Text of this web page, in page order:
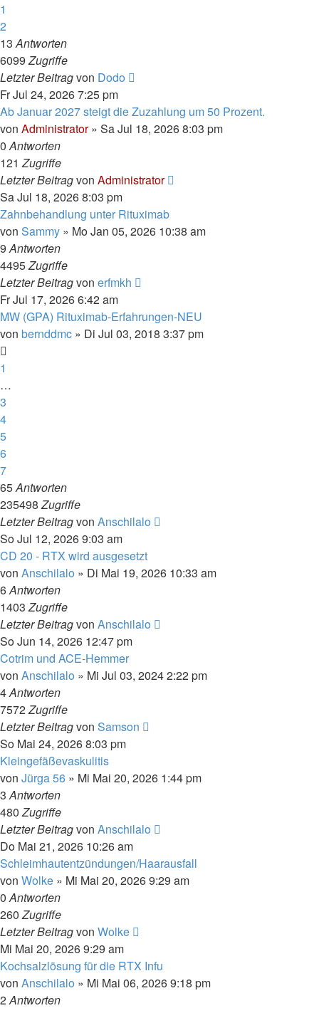
1
2
13Antworten
6099Zugriffe
Letzter Beitragvon Dodo
Fr Jul 24, 2026 7:25 pm
Ab Januar 2027 steigt die Zuzahlung um 50 Prozent.
von Administrator» Sa Jul 18, 2026 8:03 pm
0Antworten
121Zugriffe
Letzter Beitragvon Administrator
Sa Jul 18, 2026 8:03 pm
Zahnbehandlung unter Rituximab
von Sammy » Mo Jan 05, 2026 10:38 am
9Antworten
4495Zugriffe
Letzter Beitragvon erfmkh
Fr Jul 17, 2026 6:42 am
MW (GPA) Rituximab-Erfahrungen-NEU
von bernddmc » Di Jul 03, 2018 3:37 pm
1
…
3
4
5
6
7
65Antworten
235498Zugriffe
Letzter Beitragvon Anschilalo
So Jul 12, 2026 9:03 am
CD 20 - RTX wird ausgesetzt
von Anschilalo » Di Mai 19, 2026 10:33 am
6Antworten
1403Zugriffe
Letzter Beitragvon Anschilalo
So Jun 14, 2026 12:47 pm
Cotrim und ACE-Hemmer
von Anschilalo » Mi Jul 03, 2024 2:22 pm
4Antworten
7572Zugriffe
Letzter Beitragvon Samson
So Mai 24, 2026 8:03 pm
Kleingefäßevaskulitis
von Jürga 56 » Mi Mai 20, 2026 1:44 pm
3Antworten
480Zugriffe
Letzter Beitragvon Anschilalo
Do Mai 21, 2026 10:26 am
Schleimhautentzündungen/Haarausfall
von Wolke » Mi Mai 20, 2026 9:29 am
0Antworten
260Zugriffe
Letzter Beitragvon Wolke
Mi Mai 20, 2026 9:29 am
Kochsalzlösung für die RTX Infu
von Anschilalo » Mi Mai 06, 2026 9:18 pm
2Antworten